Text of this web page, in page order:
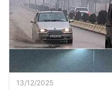
13/12/2025